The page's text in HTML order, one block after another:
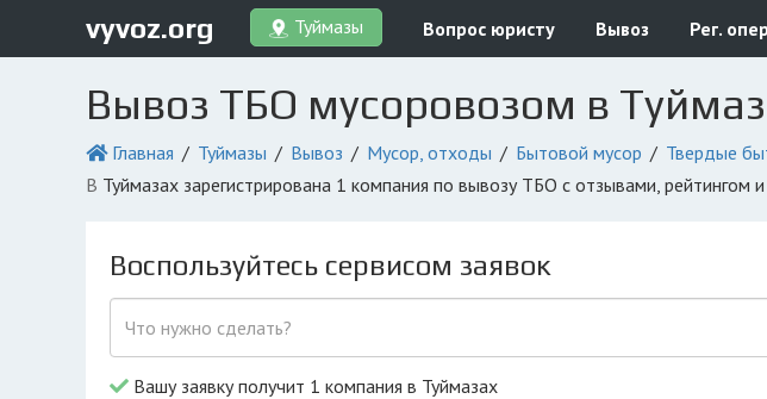
vyvoz.org Туймазы Вопрос юристу Вывоз Рег.
Вывоз ТБО мусоровозом в
Главная Туймазы Вывоз Мусор, отходы Бытовой мусор Твердые
в Туймазах зарегистрирована 1 компания по вывозу ТБО с отзывами, рейтингом
Воспользуйтесь сервисом заявок
Вашу заявку получит 1 компания в Туймазах